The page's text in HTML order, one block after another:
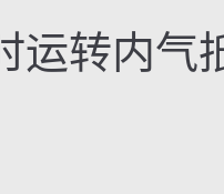
运转内气